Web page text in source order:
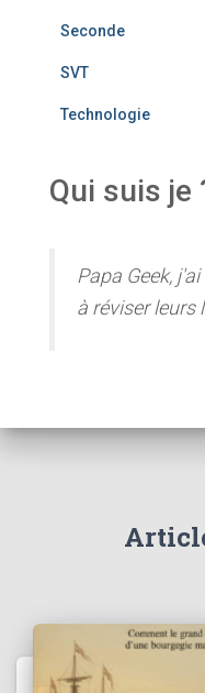
Seconde
SVT
Technologie
Qui suis je
Papa Geek,
à réviser leurs